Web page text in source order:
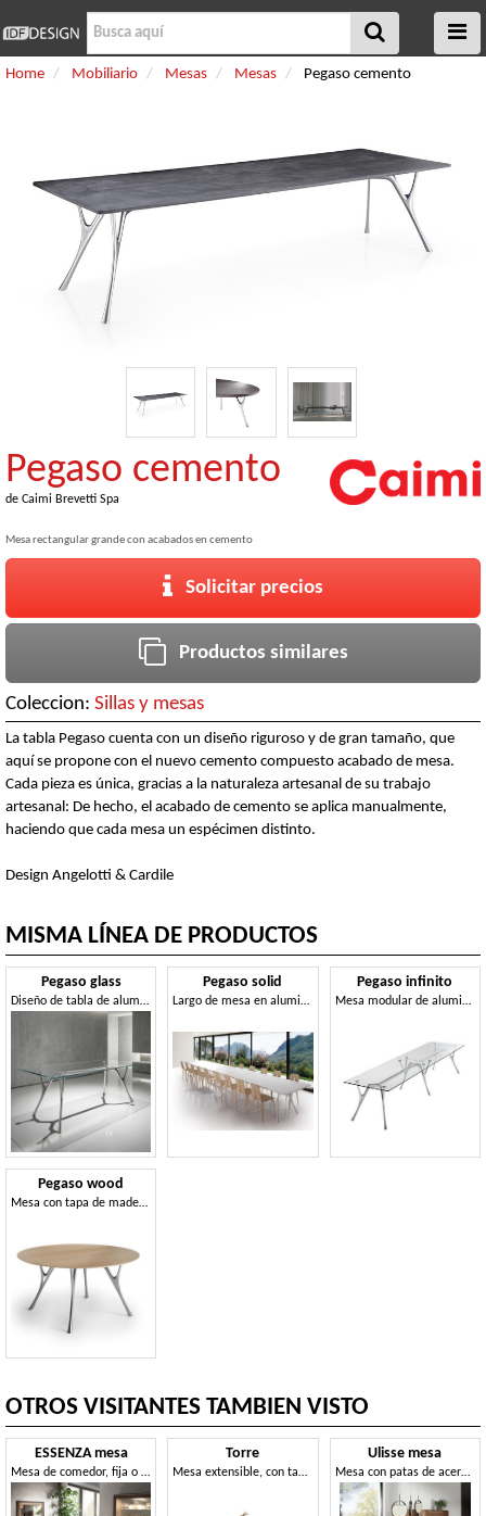
Home Mobiliario Mesas Mesas Pegaso cemento
Pegaso cemento
de Caimi Brevetti Spa
Mesa rectangular grande con acabados en cemento
Solicitar precios
Productos similares
Coleccion: Sillas y mesas
La tabla Pegaso cuenta con un diseño riguroso y de gran tamaño, que
aquí se propone con el nuevo cemento compuesto acabado de mesa.
Cada pieza es única, gracias a la naturaleza artesanal de su trabajo
artesanal: De hecho, el acabado de cemento se aplica manualmente,
haciendo que cada mesa un espécimen distinto.
Design Angelotti & Cardile
MISMA LÍNEA DE PRODUCTOS
Pegaso glass
Diseño de tabla de aluminio con tapa de cristal transparente
Pegaso solid
Largo de mesa en aluminio pulido y la parte superior de resina
Pegaso infinito
Mesa modular de aluminio con tapa de cristal
Pegaso wood
Mesa con tapa de madera, disponible en diferentes formas y tamaños.
OTROS VISITANTES TAMBIEN VISTO
ESSENZA mesa
Mesa de comedor, fija o extensible
Torre
Mesa extensible, con tapa efecto mármol y base escultural
Ulisse mesa
Mesa con patas de acero curvadas en espiral.